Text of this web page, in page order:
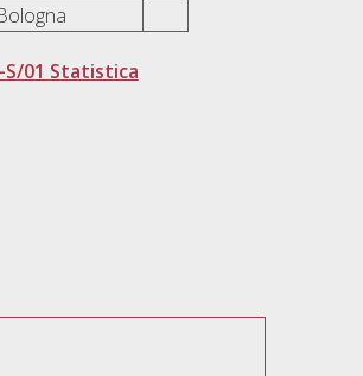
S/01 Statistica